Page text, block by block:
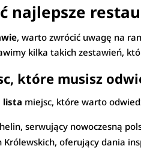
najlepsze
, warto zwrócić uwagę na
kilka takich zestawień,
które musisz
lista miejsc, które warto
serwujący nowoczesną
Królewskich, oferujący dania